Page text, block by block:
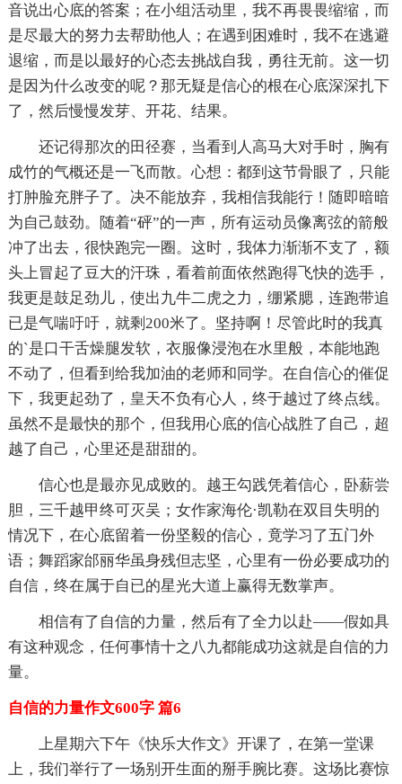
音说出心底的答案；在小组活动里，我不再畏畏缩缩，而
是尽最大的努力去帮助他人；在遇到困难时，我不在逃避
退缩，而是以最好的心态去挑战自我，勇往无前。这一切
是因为什么改变的呢？那无疑是信心的根在心底深深扎下
了，然后慢慢发芽、开花、结果。
还记得那次的田径赛，当看到人高马大对手时，胸有
成竹的气概还是一飞而散。心想：都到这节骨眼了，只能
打肿脸充胖子了。决不能放弃，我相信我能行！随即暗暗
为自己鼓劲。随着“砰”的一声，所有运动员像离弦的箭般
冲了出去，很快跑完一圈。这时，我体力渐渐不支了，额
头上冒起了豆大的汗珠，看着前面依然跑得飞快的选手，
我更是鼓足劲儿，使出九牛二虎之力，绷紧腮，连跑带追
已是气喘吁吁，就剩200米了。坚持啊！尽管此时的我真
的`是口干舌燥腿发软，衣服像浸泡在水里般，本能地跑
不动了，但看到给我加油的老师和同学。在自信心的催促
下，我更起劲了，皇天不负有心人，终于越过了终点线。
虽然不是最快的那个，但我用心底的信心战胜了自己，超
越了自己，心里还是甜甜的。
信心也是最亦见成败的。越王勾践凭着信心，卧薪尝
胆，三千越甲终可灭吴；女作家海伦·凯勒在双目失明的
情况下，在心底留着一份坚毅的信心，竟学习了五门外
语；舞蹈家邰丽华虽身残但志坚，心里有一份必要成功的
自信，终在属于自已的星光大道上赢得无数掌声。
相信有了自信的力量，然后有了全力以赴——假如具
有这种观念，任何事情十之八九都能成功这就是自信的力
量。
自信的力量作文600字 篇6
上星期六下午《快乐大作文》开课了，在第一堂课
上，我们举行了一场别开生面的掰手腕比赛。这场比赛惊